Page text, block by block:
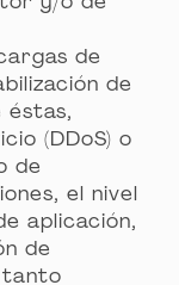
de
de
éstas,
(DDoS) o
de
el nivel
aplicación,
de
tanto